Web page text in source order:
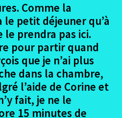
enfant
primitif
le
menu
Comme la
le petit déjeuner qu’à
le prendra pas ici.
pour partir quand
que je n’ai plus
dans la chambre,
l’aide de Corine et
fait, je ne le
15 minutes de